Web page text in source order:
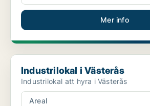
Mer info
Industrilokal i Västerås
Industrilokal i Västerås
Industrilokal att hyra i Västerås
Areal